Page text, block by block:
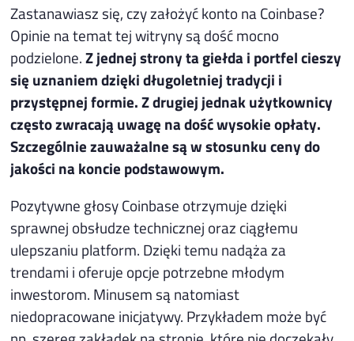
Zastanawiasz się, czy założyć konto na Coinbase?
Opinie na temat tej witryny są dość mocno
podzielone.Z jednej strony ta giełda i portfel cieszy
się uznaniem dzięki długoletniej tradycji i
przystępnej formie. Z drugiej jednak użytkownicy
często zwracają uwagę na dość wysokie opłaty.
Szczególnie zauważalne są w stosunku ceny do
jakości na koncie podstawowym.
Pozytywne głosy Coinbase otrzymuje dzięki
sprawnej obsłudze technicznej oraz ciągłemu
ulepszaniu platform. Dzięki temu nadąża za
trendami i oferuje opcje potrzebne młodym
inwestorom. Minusem są natomiast
niedopracowane inicjatywy. Przykładem może być